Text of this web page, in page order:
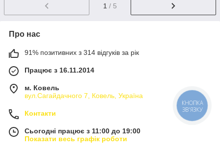
1 / 5
Про нас
91% позитивних з 314 відгуків за рік
Працює з 16.11.2014
м. Ковель
вул.Сагайдачного 7, Ковель, Україна
Контакти
Сьогодні працює з 11:00 до 19:00
Показати весь графік роботи
КНОПКА
ЗВ'ЯЗКУ